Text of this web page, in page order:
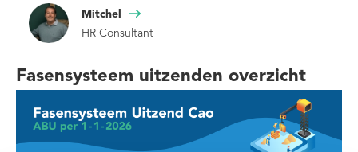
Mitchel
HR Consultant
Fasensysteem uitzenden overzicht